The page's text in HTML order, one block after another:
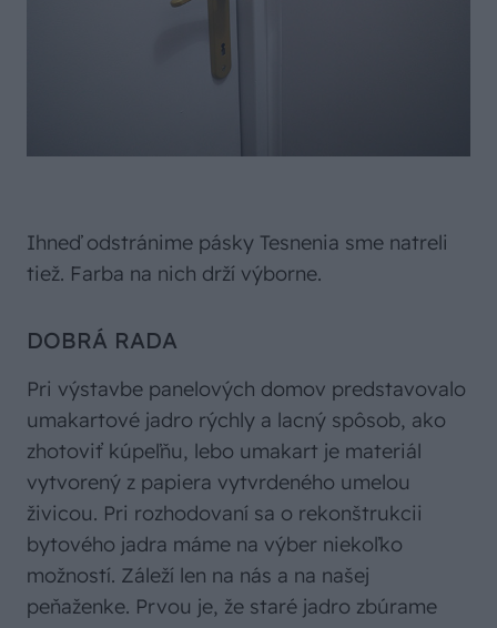
Ihneď odstránime pásky Tesnenia sme natreli
tiež. Farba na nich drží výborne.
DOBRÁ RADA
Pri výstavbe panelových domov predstavovalo
umakartové jadro rýchly a lacný spôsob, ako
zhotoviť kúpeľňu, lebo umakart je materiál
vytvorený z papiera vytvrdeného umelou
živicou. Pri rozhodovaní sa o rekonštrukcii
bytového jadra máme na výber niekoľko
možností. Záleží len na nás a na našej
peňaženke. Prvou je, že staré jadro zbúrame